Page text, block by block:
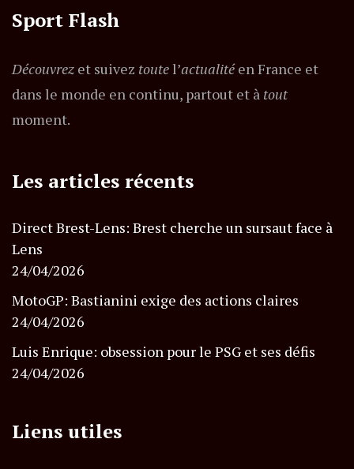
Sport Flash
Découvrez et suivez toutel’actualitéen France et
dans le monde en continu, partout et à tout
moment.
Les articles récents
Direct Brest-Lens: Brest cherche un sursaut face à
Lens
24/04/2026
MotoGP: Bastianini exige des actions claires
24/04/2026
Luis Enrique: obsession pour le PSG et ses défis
24/04/2026
Liens utiles